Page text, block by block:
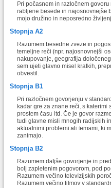
Pri počasnem in razločnem
rabljene besede in najosnovnejše
mojo družino in neposredno
Stopnja A2
Razumem besedne zveze in
temeljne reči (npr. najosnovnejši
nakupovanje, geografija
sem ujeti glavno misel kratkih,
obvestil.
Stopnja B1
Pri razločnem govorjenju v
kadar gre za znane reči, s
prostem času itd. Če je govor
tudi glavne misli mnogih radijskih
aktualnimi problemi ali temami, ki
zanimajo.
Stopnja B2
Razumem daljše govorjenje in
bolj zapletenim pogovorom, pod
Razumem večino televizijskih
Razumem večino filmov v